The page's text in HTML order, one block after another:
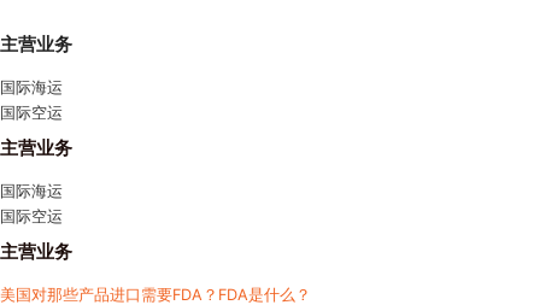
主营业务
国际海运
国际空运
主营业务
国际海运
国际空运
主营业务
美国对那些产品进口需要FDA？FDA是什么？